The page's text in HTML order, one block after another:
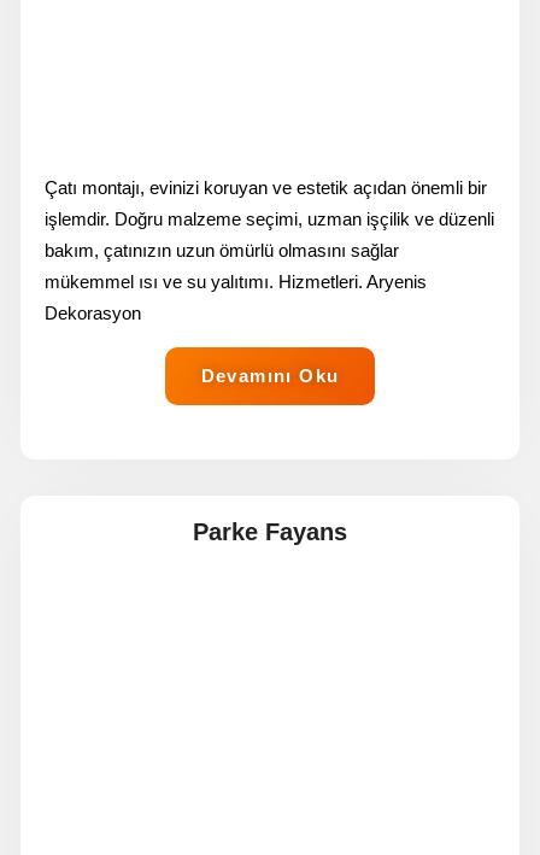
Çatı montajı, evinizi koruyan ve estetik açıdan önemli bir
işlemdir. Doğru malzeme seçimi, uzman işçilik ve düzenli
bakım, çatınızın uzun ömürlü olmasını sağlar
mükemmel ısı ve su yalıtımı. Hizmetleri. Aryenis
Dekorasyon
Devamını Oku
Parke Fayans